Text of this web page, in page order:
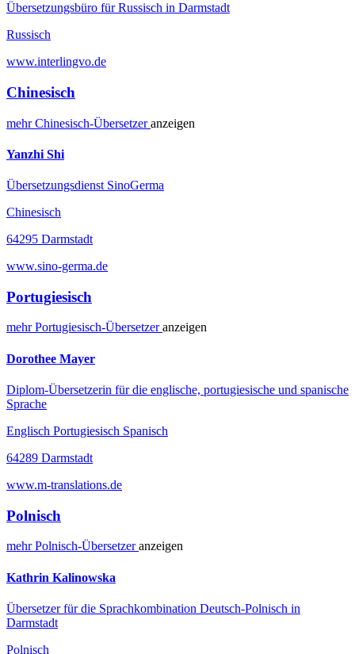
Übersetzungsbüro für Russisch in Darmstadt
Russisch
www.interlingvo.de
Chinesisch
mehrChinesisch-Übersetzeranzeigen
Yanzhi Shi
Übersetzungsdienst SinoGerma
Chinesisch
64295 Darmstadt
www.sino-germa.de
Portugiesisch
mehrPortugiesisch-Übersetzeranzeigen
Dorothee Mayer
Diplom-Übersetzerin für die englische, portugiesische und spanische
Sprache
Englisch Portugiesisch Spanisch
64289 Darmstadt
www.m-translations.de
Polnisch
mehrPolnisch-Übersetzeranzeigen
Kathrin Kalinowska
Übersetzer für die Sprachkombination Deutsch-Polnisch in
Darmstadt
Polnisch